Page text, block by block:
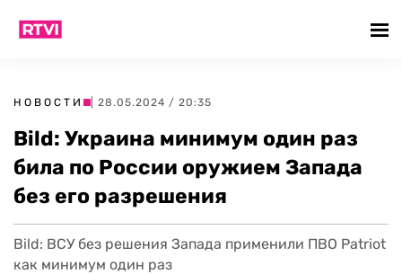
НОВОСТИ | 28.05.2024 / 20:35
Bild: Украина минимум один раз
била по России оружием Запада
без его разрешения
Bild: ВСУ без решения Запада применили ПВО Patriot
как минимум один раз